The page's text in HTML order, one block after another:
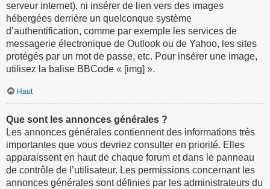
serveur internet), ni insérer de lien vers des images
hébergées derrière un quelconque système
d’authentification, comme par exemple les services de
messagerie électronique de Outlook ou de Yahoo, les sites
protégés par un mot de passe, etc. Pour insérer une image,
utilisez la balise BBCode « [img] ».
Haut
Que sont les annonces générales ?
Les annonces générales contiennent des informations très
importantes que vous devriez consulter en priorité. Elles
apparaissent en haut de chaque forum et dans le panneau
de contrôle de l’utilisateur. Les permissions concernant les
annonces générales sont définies par les administrateurs du